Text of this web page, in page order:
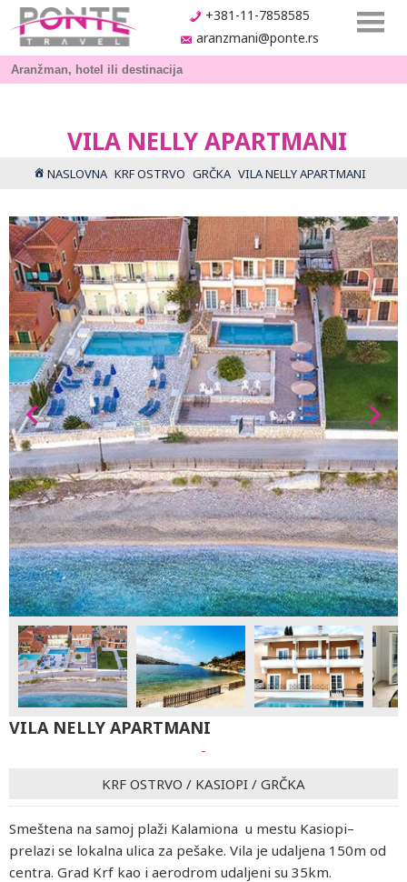
+381-11-7858585
aranzmani@ponte.rs
VILA NELLY APARTMANI
NASLOVNA KRF OSTRVO GRČKA VILA NELLY APARTMANI
VILA NELLY APARTMANI
-
KRF OSTRVO / KASIOPI / GRČKA
Smeštena na samoj plaži Kalamiona u mestu Kasiopi–
prelazi se lokalna ulica za pešake. Vila je udaljena 150m od
centra. Grad Krf kao i aerodrom udaljeni su 35km.